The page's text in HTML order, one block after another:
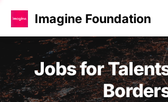
Imagine Foundation
Jobs for